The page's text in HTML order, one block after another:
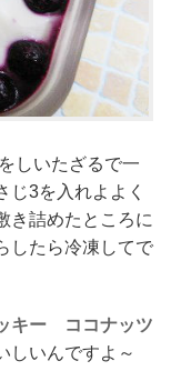
しいたざるで一
3を入れよよく
き詰めたところに
したら冷凍してで
キー ココナッツ
しいんですよ～